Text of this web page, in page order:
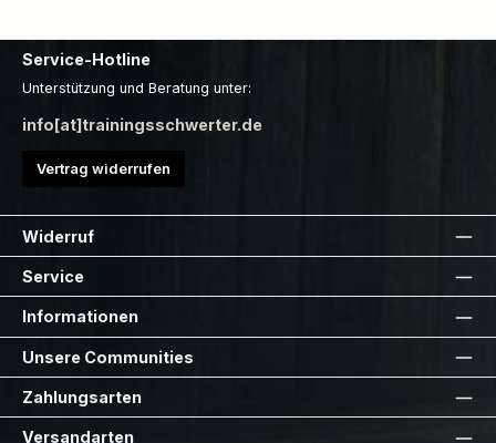
Service-Hotline
Unterstützung und Beratung unter:
info[at]trainingsschwerter.de
Vertrag widerrufen
Widerruf
Service
Informationen
Unsere Communities
Zahlungsarten
Versandarten